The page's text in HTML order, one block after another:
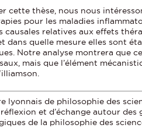
cette thèse, nous nous
pour les maladies
relatives aux effets
dans quelle mesure elles sont
Notre analyse montrera que
mais que l’élément
lyonnais de philosophie des
et d’échange autour des
de la philosophie des